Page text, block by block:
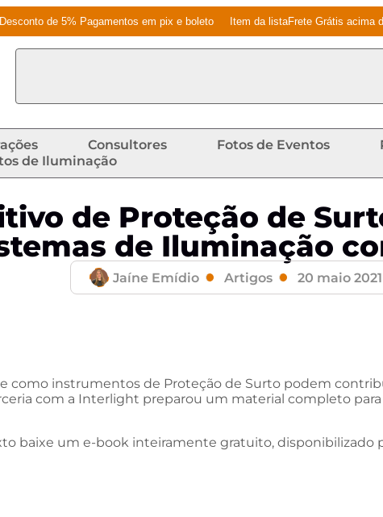
Desconto de 5% Pagamentos em pix e boleto Item da listaFrete Grátis acima
Consultores Fotos de Eventos
de Iluminação
de Proteção de
de Iluminação
Jaíne Emídio Artigos 20 maio 2021
como instrumentos de Proteção de Surto podem
com a Interlight preparou um material completo
baixe um e-book inteiramente gratuito, disponibilizado